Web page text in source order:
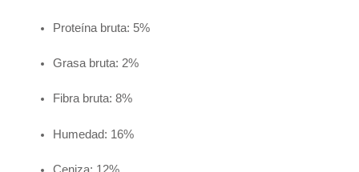
Proteína bruta: 5%
Grasa bruta: 2%
Fibra bruta: 8%
Humedad: 16%